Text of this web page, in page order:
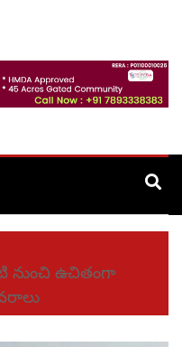
నుంచి ఉచితంగా